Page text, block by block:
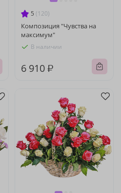
5 (120)
Композиция "Чувства на
максимум"
В наличии
6 910 ₽